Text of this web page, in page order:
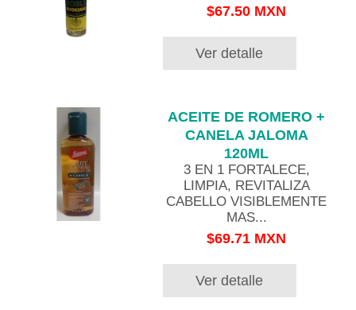
$67.50 MXN
Ver detalle
ACEITE DE ROMERO +
CANELA JALOMA
120ML
3 EN 1 FORTALECE,
LIMPIA, REVITALIZA
CABELLO VISIBLEMENTE
MAS...
$69.71 MXN
Ver detalle